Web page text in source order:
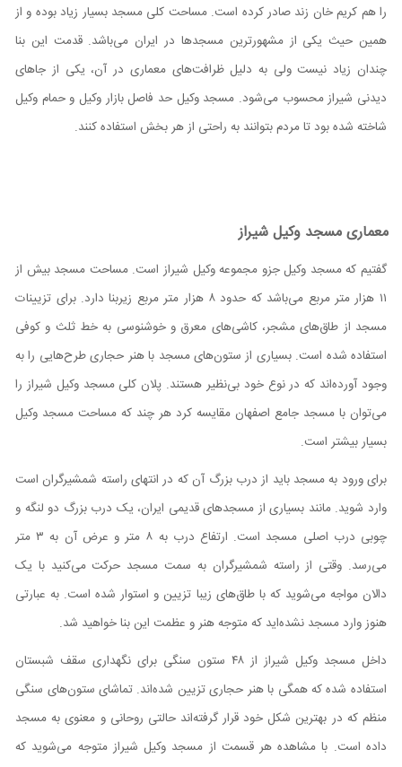
را هم کریم خان زند صادر کرده است. مساحت کلی مسجد بسیار زیاد بوده و از
همین حیث یکی از مشهورترین مسجدها در ایران می‌باشد. قدمت این بنا
چندان زیاد نیست ولی به دلیل ظرافت‌های معماری در آن، یکی از جاهای
دیدنی شیراز محسوب می‌شود. مسجد وکیل حد فاصل بازار وکیل و حمام وکیل
شاخته شده بود تا مردم بتوانند به راحتی از هر بخش استفاده کنند.
معماری مسجد وکیل شیراز
گفتیم که مسجد وکیل جزو مجموعه وکیل شیراز است. مساحت مسجد بیش از
۱۱ هزار متر مربع می‌باشد که حدود ۸ هزار متر مربع زیربنا دارد. برای تزیینات
مسجد از طاق‌های مشجر، کاشی‌های معرق و خوشنوسی به خط ثلث و کوفی
استفاده شده است. بسیاری از ستون‌های مسجد با هنر حجاری طرح‌هایی را به
وجود آورده‌اند که در نوع خود بی‌نظیر هستند. پلان کلی مسجد وکیل شیراز را
می‌توان با مسجد جامع اصفهان مقایسه کرد هر چند که مساحت مسجد وکیل
بسیار بیشتر است.
برای ورود به مسجد باید از درب بزرگ آن که در انتهای راسته شمشیرگران است
وارد شوید. مانند بسیاری از مسجد‌های قدیمی ایران، یک درب بزرگ دو لنگه و
چوبی درب اصلی مسجد است. ارتفاع درب به ۸ متر و عرض آن به ۳ متر
می‌رسد. وقتی از راسته شمشیرگران به سمت مسجد حرکت می‌کنید با یک
دالان مواجه می‌شوید که با طاق‌های زیبا تزیین و استوار شده است. به عبارتی
هنوز وارد مسجد نشده‌اید که متوجه هنر و عظمت این بنا خواهید شد.
داخل مسجد وکیل شیراز از ۴۸ ستون سنگی برای نگهداری سقف شبستان
استفاده شده که همگی با هنر حجاری تزیین شده‌اند. تماشای ستون‌های سنگی
منظم که در بهترین شکل خود قرار گرفته‌اند حالتی روحانی و معنوی به مسجد
داده است. با مشاهده هر قسمت از مسجد وکیل شیراز متوجه می‌شوید که